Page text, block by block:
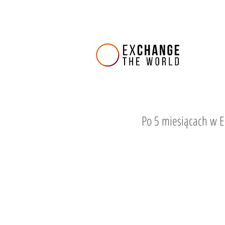
Po 5 miesiącach w